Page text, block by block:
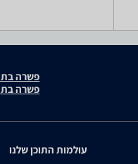
פשרה בת"צ
פשרה בת"צ
עולמות התוכן שלנו